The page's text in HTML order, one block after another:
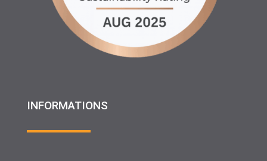
INFORMATIONS